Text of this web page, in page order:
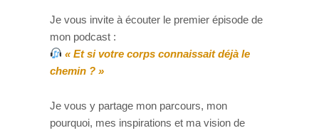
Je vous invite à écouter le premier épisode de
mon podcast :
« Et si votre corps connaissait déjà le
chemin ? »
Je vous y partage mon parcours, mon
pourquoi, mes inspirations et ma vision de